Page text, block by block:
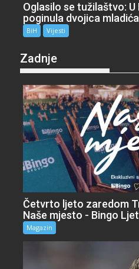
Oglasilo se tužilaštvo:
poginula dvojica mladića
BiH Vijesti
Zadnje
Četvrto ljeto zaredom
Naše mjesto - Bingo
Magazin